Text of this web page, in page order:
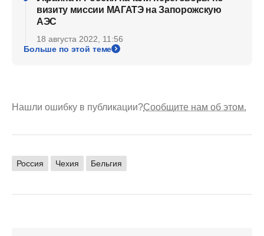
визиту миссии МАГАТЭ на Запорожскую
АЭС
18 августа 2022, 11:56
Больше по этой теме
Нашли ошибку в публикации?Сообщите нам об этом.
Россия Чехия Бельгия